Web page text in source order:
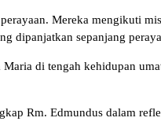
Mereka mengikuti
dipanjatkan sepanjang
di tengah kehidupan
Rm. Edmundus dalam